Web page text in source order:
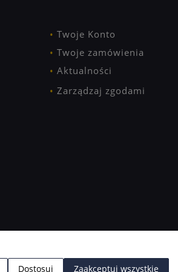
Twoje Konto
Twoje zamówienia
Aktualności
Zarządzaj zgodami
Dostosuj Zaakceptuj wszystkie